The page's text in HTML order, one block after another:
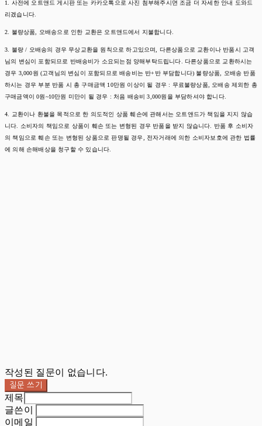
1. 사전에 오트앤드 게시판 또는 카카오톡으로 사진 첨부해주시면 조금 더 자세한 안내 도와드
리겠습니다.
2. 불량상품, 오배송으로 인한 교환은 오트앤드에서 지불합니다.
3. 불량 / 오배송의 경우 무상교환을 원칙으로 하고있으며, 다른상품으로 교환이나 반품시 고객
님의 변심이 포함되므로 반배송비가 소요되는점 양해부탁드립니다. 다른상품으로 교환하시는
경우 3,000원 (고객님의 변심이 포함되므로 배송비는 반+반 부담합니다) 불량상품, 오배송 반품
하시는 경우 부분 반품 시 총 구매금액 10만원 이상이 될 경우 : 무료불량상품, 오배송 제외한 총
구매금액이 0원~10만원 미만이 될 경우 : 처음 배송비 3,000원을 부담하셔야 합니다.
4. 교환이나 환불을 목적으로 한 의도적인 상품 훼손에 관해서는 오트앤드가 책임을 지지 않습
니다. 소비자의 책임으로 상품이 훼손 또는 변형된 경우 반품을 받지 않습니다. 반품 후 소비자
의 책임으로 훼손 또는 변형된 상품으로 판명될 경우, 전자거래에 의한 소비자보호에 관한 법률
에 의해 손해배상을 청구할 수 있습니다.
작성된 질문이 없습니다.
질문 쓰기
제목
글쓴이
이메일